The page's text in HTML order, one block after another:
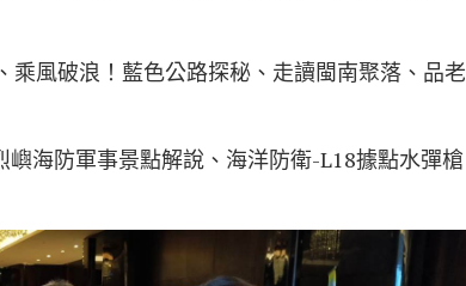
乘風破浪！藍色公路探秘、走讀閩南聚落、品老
嶼海防軍事景點解說、海洋防衛-L18據點水彈槍